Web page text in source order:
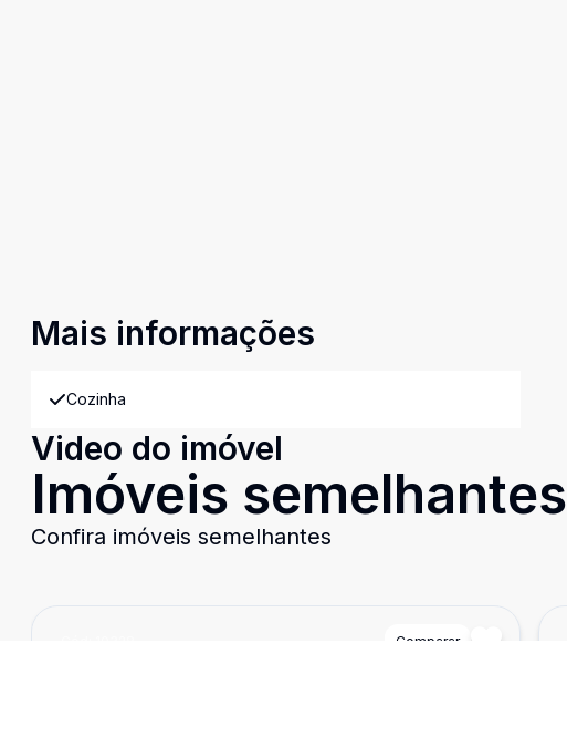
Mais informações
Cozinha
Video do imóvel
Imóveis semelhantes
Confira imóveis semelhantes
Comparar